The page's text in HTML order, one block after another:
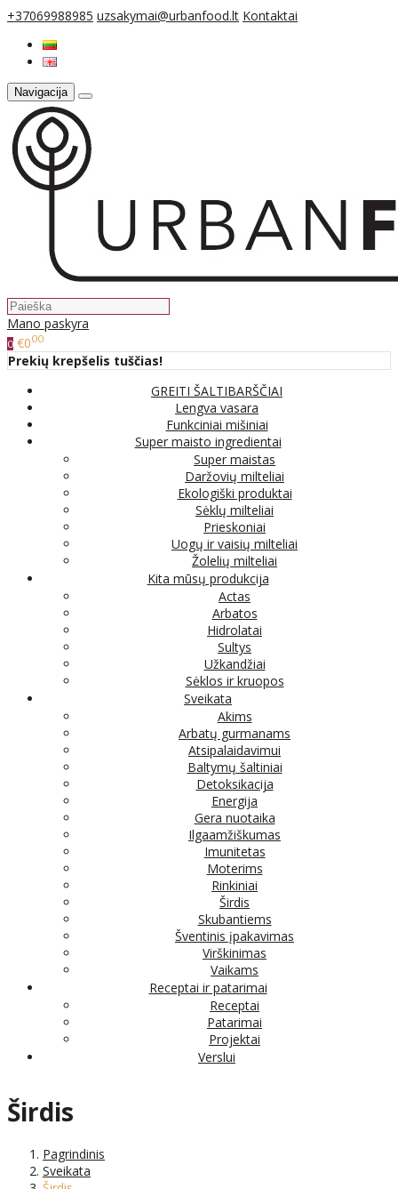
+37069988985 uzsakymai@urbanfood.lt Kontaktai
Navigacija
Mano paskyra
0 €000
Prekių krepšelis tuščias!
GREITI ŠALTIBARŠČIAI
Lengva vasara
Funkciniai mišiniai
Super maisto ingredientai
Super maistas
Daržovių milteliai
Ekologiški produktai
Sėklų milteliai
Prieskoniai
Uogų ir vaisių milteliai
Žolelių milteliai
Kita mūsų produkcija
Actas
Arbatos
Hidrolatai
Sultys
Užkandžiai
Sėklos ir kruopos
Sveikata
Akims
Arbatų gurmanams
Atsipalaidavimui
Baltymų šaltiniai
Detoksikacija
Energija
Gera nuotaika
Ilgaamžiškumas
Imunitetas
Moterims
Rinkiniai
Širdis
Skubantiems
Šventinis įpakavimas
Virškinimas
Vaikams
Receptai ir patarimai
Receptai
Patarimai
Projektai
Verslui
Širdis
Pagrindinis
Sveikata